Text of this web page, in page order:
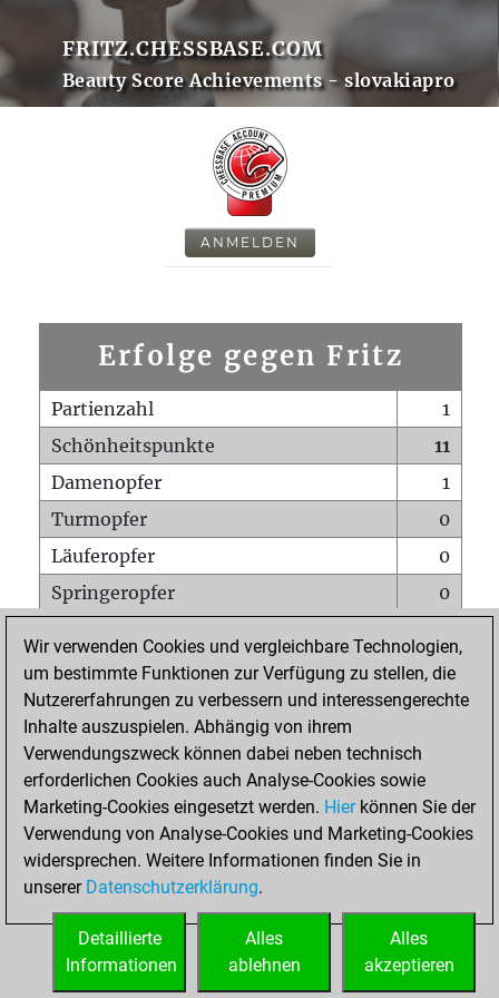
FRITZ.CHESSBASE.COM
Beauty Score Achievements - slovakiapro
ANMELDEN
Erfolge gegen Fritz
Partienzahl
1
Schönheitspunkte
11
Damenopfer
1
Turmopfer
0
Läuferopfer
0
Springeropfer
0
Matt auf vollem Brett
0
Bauer setzt Matt
0
Erstickte Matts
Unterverwandlungen
Türme auf der siebten
0
STARTSEITE
Wir verwenden Cookies und vergleichbare Technologien,
um bestimmte Funktionen zur Verfügung zu stellen, die
Nutzererfahrungen zu verbessern und interessengerechte
Inhalte auszuspielen. Abhängig von ihrem
Verwendungszweck können dabei neben technisch
erforderlichen Cookies auch Analyse-Cookies sowie
Marketing-Cookies eingesetzt werden. Hierkönnen Sie der
Verwendung von Analyse-Cookies und Marketing-Cookies
widersprechen. Weitere Informationen finden Sie in
unserer Datenschutzerklärung.
Alles
akzeptieren
Alles
ablehnen
Detaillierte
Informationen